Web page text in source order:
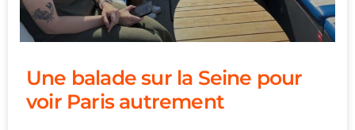
Une balade sur la Seine pour
voir Paris autrement